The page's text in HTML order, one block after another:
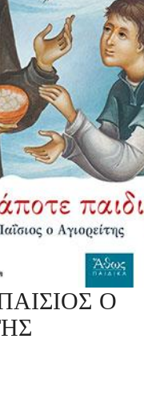
Ο